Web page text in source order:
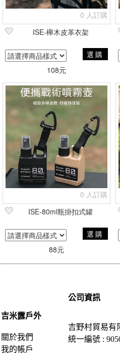
0 人訂購
ISE-櫸木皮革衣架
選購
108元
0 人訂購
ISE-80ml瓶掛扣式罐
選購
88元